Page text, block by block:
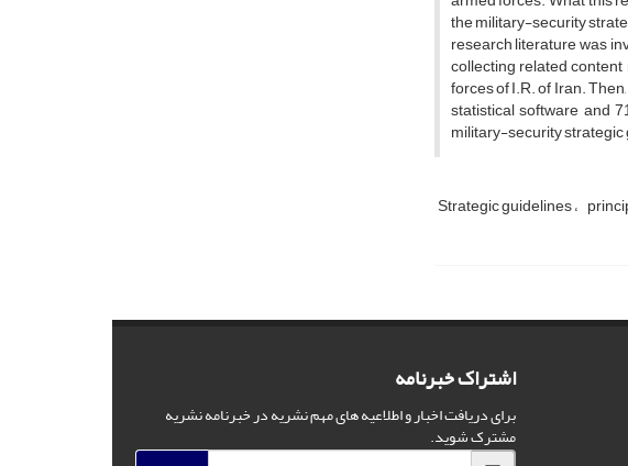
the military-security
research literature was
collecting related
forces of I.R. of Iran.
statistical software and
military-security strategic
Strategic guidelines
اشتراک خبرنامه
برای دریافت اخبار و اطلاعیه های مهم نشریه در خبرنامه نشریه
مشترک شوید.